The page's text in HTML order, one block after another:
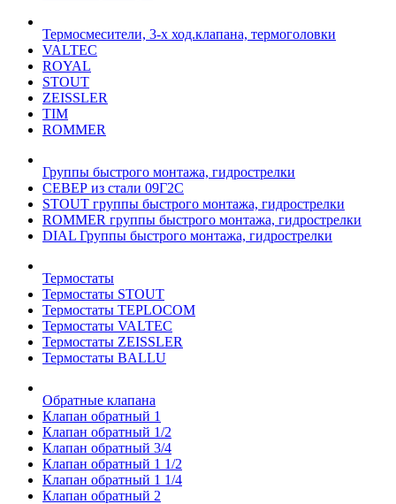
Термосмесители, 3-х ход.клапана, термоголовки
VALTEC
ROYAL
STOUT
ZEISSLER
TIM
ROMMER
Группы быстрого монтажа, гидрострелки
СЕВЕР из стали 09Г2С
STOUT группы быстрого монтажа, гидрострелки
ROMMER группы быстрого монтажа, гидрострелки
DIAL Группы быстрого монтажа, гидрострелки
Термостаты
Термостаты STOUT
Термостаты TEPLOCOM
Термостаты VALTEC
Термостаты ZEISSLER
Термостаты BALLU
Обратные клапана
Клапан обратный 1
Клапан обратный 1/2
Клапан обратный 3/4
Клапан обратный 1 1/2
Клапан обратный 1 1/4
Клапан обратный 2